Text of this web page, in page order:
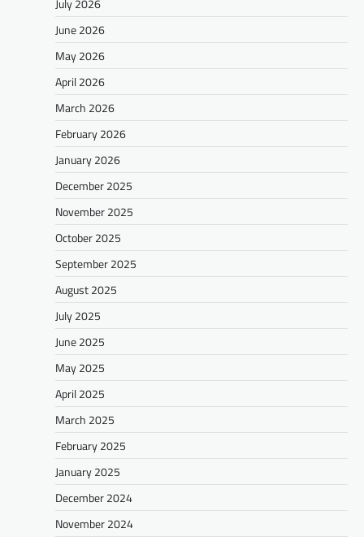
July 2026
June 2026
May 2026
April 2026
March 2026
February 2026
January 2026
December 2025
November 2025
October 2025
September 2025
August 2025
July 2025
June 2025
May 2025
April 2025
March 2025
February 2025
January 2025
December 2024
November 2024